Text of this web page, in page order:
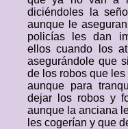
diciéndoles la
aunque le
policías les dan
ellos cuando los
asegurándole que
de los robos que
aunque para
dejar los robos y
aunque la anciana
les cogerían y que